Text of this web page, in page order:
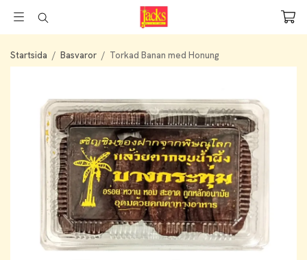
Startsida / Basvaror / Torkad Banan med Honung